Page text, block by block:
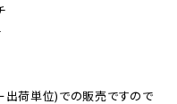
出荷単位)での販売ですので